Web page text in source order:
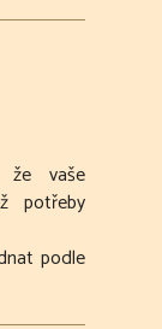
že vaše
potřeby
podle